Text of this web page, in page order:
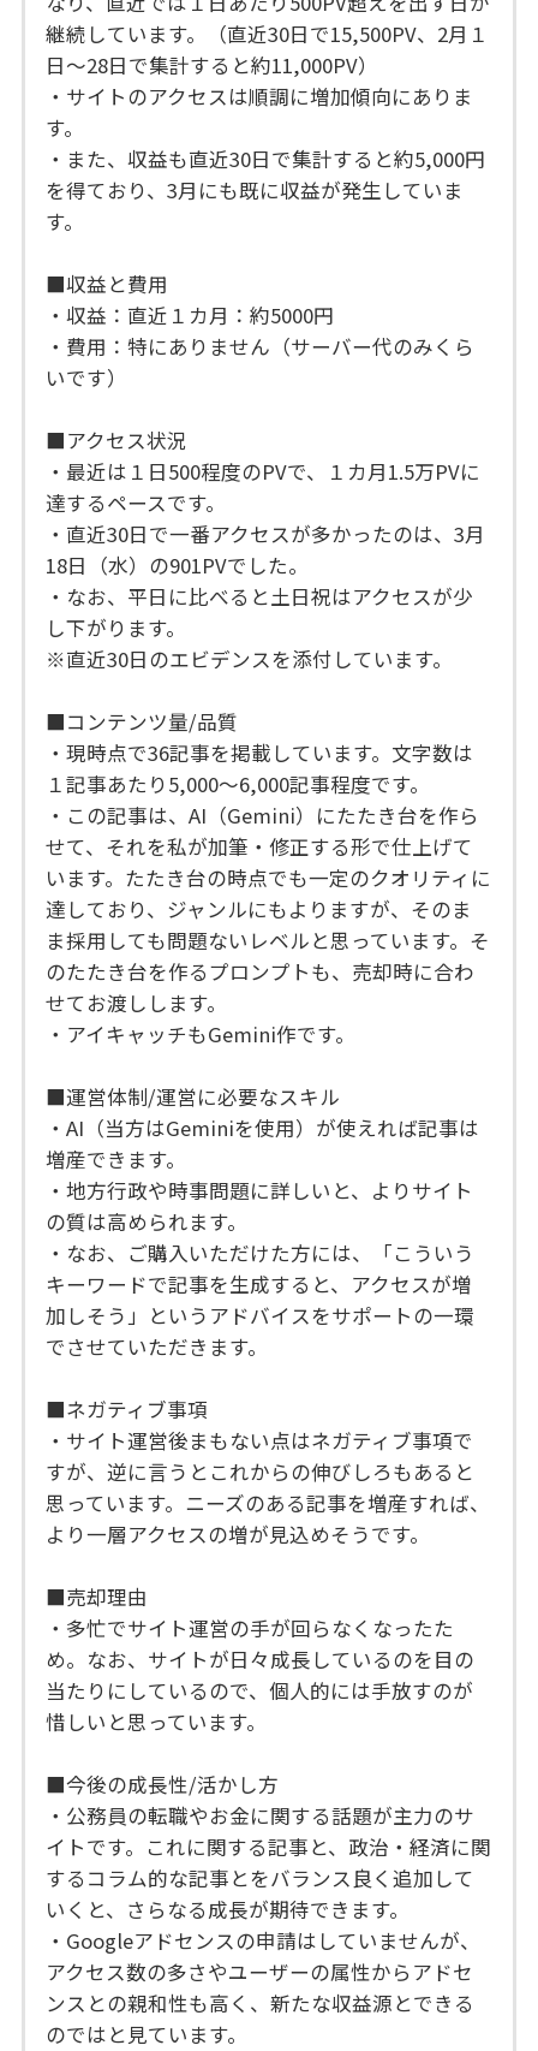
継続しています。（直近30日で15,500PV、2月１
日〜28日で集計すると約11,000PV）
・サイトのアクセスは順調に増加傾向にありま
す。
・また、収益も直近30日で集計すると約5,000円
を得ており、3月にも既に収益が発生していま
す。
■収益と費用
・収益：直近１カ月：約5000円
・費用：特にありません（サーバー代のみくら
いです）
■アクセス状況
・最近は１日500程度のPVで、１カ月1.5万PVに
達するペースです。
・直近30日で一番アクセスが多かったのは、3月
18日（水）の901PVでした。
・なお、平日に比べると土日祝はアクセスが少
し下がります。
※直近30日のエビデンスを添付しています。
■コンテンツ量/品質
・現時点で36記事を掲載しています。文字数は
１記事あたり5,000〜6,000記事程度です。
・この記事は、AI（Gemini）にたたき台を作ら
せて、それを私が加筆・修正する形で仕上げて
います。たたき台の時点でも一定のクオリティに
達しており、ジャンルにもよりますが、そのま
ま採用しても問題ないレベルと思っています。そ
のたたき台を作るプロンプトも、売却時に合わ
せてお渡しします。
・アイキャッチもGemini作です。
■運営体制/運営に必要なスキル
・AI（当方はGeminiを使用）が使えれば記事は
増産できます。
・地方行政や時事問題に詳しいと、よりサイト
の質は高められます。
・なお、ご購入いただけた方には、「こういう
キーワードで記事を生成すると、アクセスが増
加しそう」というアドバイスをサポートの一環
でさせていただきます。
■ネガティブ事項
・サイト運営後まもない点はネガティブ事項で
すが、逆に言うとこれからの伸びしろもあると
思っています。ニーズのある記事を増産すれば、
より一層アクセスの増が見込めそうです。
■売却理由
・多忙でサイト運営の手が回らなくなったた
め。なお、サイトが日々成長しているのを目の
当たりにしているので、個人的には手放すのが
惜しいと思っています。
■今後の成長性/活かし方
・公務員の転職やお金に関する話題が主力のサ
イトです。これに関する記事と、政治・経済に関
するコラム的な記事とをバランス良く追加して
いくと、さらなる成長が期待できます。
・Googleアドセンスの申請はしていませんが、
アクセス数の多さやユーザーの属性からアドセ
ンスとの親和性も高く、新たな収益源とできる
のではと見ています。